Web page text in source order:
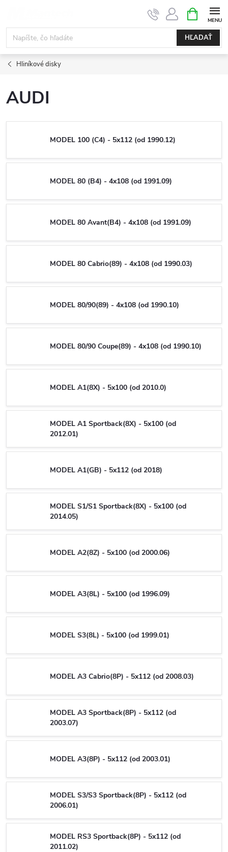
obsah
HĽADAŤ
KOŠÍK
Hliníkové disky
AUDI
MODEL 100 (C4) - 5x112 (od 1990.12)
MODEL 80 (B4) - 4x108 (od 1991.09)
MODEL 80 Avant(B4) - 4x108 (od 1991.09)
MODEL 80 Cabrio(89) - 4x108 (od 1990.03)
MODEL 80/90(89) - 4x108 (od 1990.10)
MODEL 80/90 Coupe(89) - 4x108 (od 1990.10)
MODEL A1(8X) - 5x100 (od 2010.0)
MODEL A1 Sportback(8X) - 5x100 (od
2012.01)
MODEL A1(GB) - 5x112 (od 2018)
MODEL S1/S1 Sportback(8X) - 5x100 (od
2014.05)
MODEL A2(8Z) - 5x100 (od 2000.06)
MODEL A3(8L) - 5x100 (od 1996.09)
MODEL S3(8L) - 5x100 (od 1999.01)
MODEL A3 Cabrio(8P) - 5x112 (od 2008.03)
MODEL A3 Sportback(8P) - 5x112 (od
2003.07)
MODEL A3(8P) - 5x112 (od 2003.01)
MODEL S3/S3 Sportback(8P) - 5x112 (od
2006.01)
MODEL RS3 Sportback(8P) - 5x112 (od
2011.02)